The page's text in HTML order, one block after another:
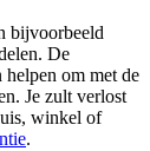
bijvoorbeeld
De
helpen om met de
Je zult verlost
winkel of
.